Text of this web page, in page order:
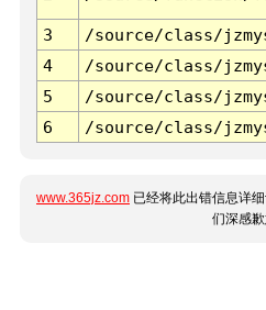
3 /source/class/
4
/source/class/
5
/source/class/
6
/source/class/
www.365jz.com 已经将此出错信息详
们深感